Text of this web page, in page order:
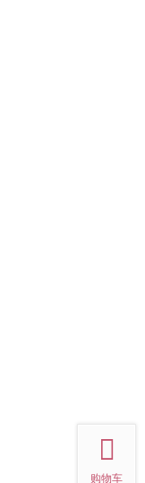
购物车